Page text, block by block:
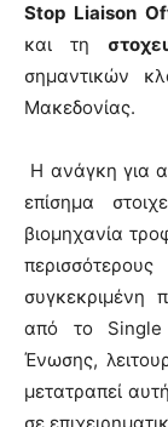
Stop Liaison
και τη
σημαντικών
Μακεδονίας.
Η ανάγκη για
επίσημα
βιομηχανία
συγκεκριμένη
από το Single
Ένωσης,
μετατραπεί